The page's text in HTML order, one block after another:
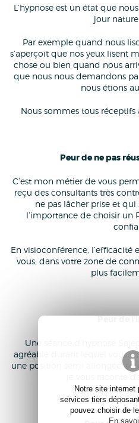
Notre site internet
services tiers
pouvez choisir de
En
L’hypnose est un état que
jour
Par exemple quand nous
s’aperçoit que nos yeux lisent
chose ou bien quand nous
que nous nous demandons
nous étions
Nous sommes tous réceptifs
Peur de ne pas
C’est mon métier de vous
reçu des consultants très
ne pas lâcher prise et qui
l’importance de choisir un
En visioconférence, l’efficacité
vous, dans votre zone de
plus
Peur de
Une séance d’hypnose
agréable durant lequel vous
une position semi allongée,